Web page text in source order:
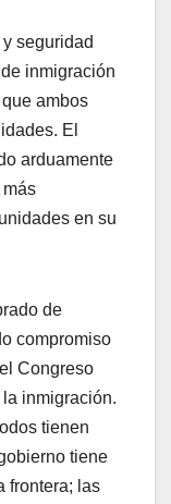
seguridad
inmigración
ambos
El
arduamente
en su
de
compromiso
Congreso
inmigración.
tienen
tiene
frontera; las